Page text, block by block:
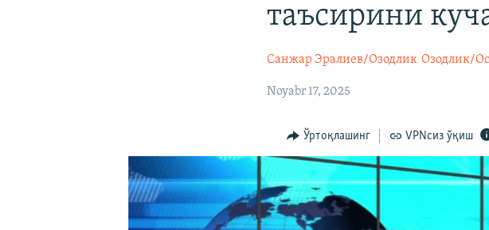
таъсирини
Санжар Эралиев/Озодлик Озодлик/
Noyabr 17, 2025
Ўртоқлашинг VPNсиз ўқиш